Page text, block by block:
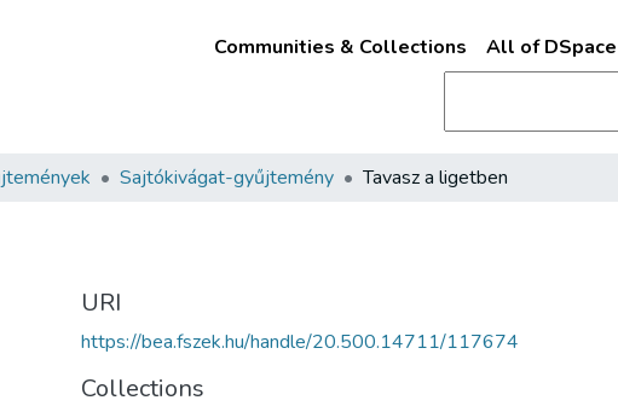
Communities & Collections All of DSpace
Sajtókivágat-gyűjtemény Tavasz a ligetben
URI
https://bea.fszek.hu/handle/20.500.14711/117674
Collections